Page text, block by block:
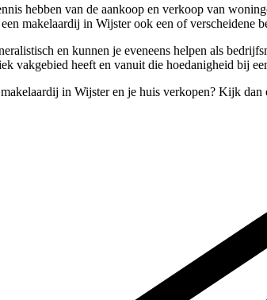
hebben van de aankoop en verkoop van
makelaardij in Wijster ook een of verscheidene
en kunnen je eveneens helpen als
vakgebied heeft en vanuit die hoedanigheid bij
in Wijster en je huis verkopen? Kijk